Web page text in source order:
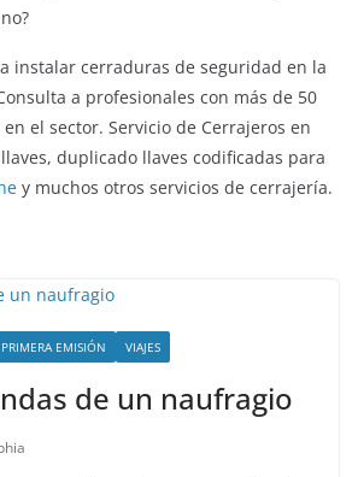
instalar cerraduras de seguridad en la
a profesionales con más de 50
el sector. Servicio de Cerrajeros en
duplicado llaves codificadas para
y muchos otros servicios de cerrajería.
EMISIÓN VIAJES
de un naufragio